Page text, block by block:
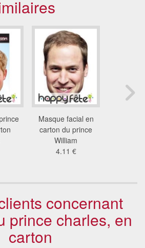
Masque facial en
carton du prince
William
4.11 €
concernant
prince charles, en
carton